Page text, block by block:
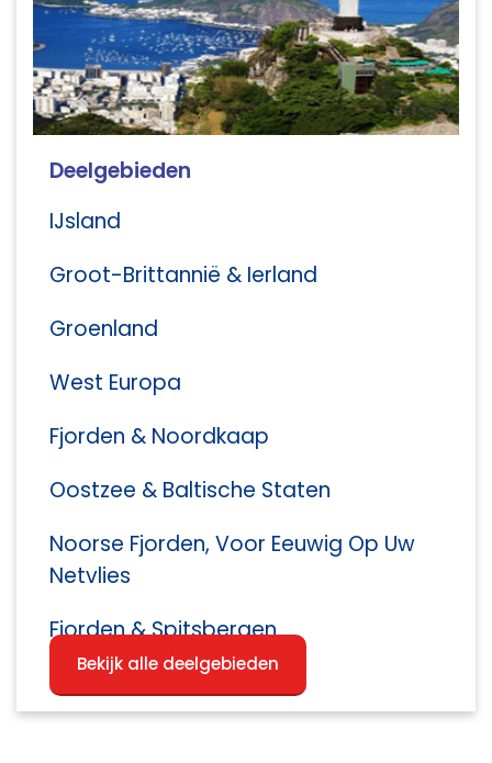
Deelgebieden
IJsland
Groot-Brittannië & Ierland
Groenland
West Europa
Fjorden & Noordkaap
Oostzee & Baltische Staten
Noorse Fjorden, Voor Eeuwig Op Uw
Netvlies
Fjorden & Spitsbergen
Bekijk alle deelgebieden